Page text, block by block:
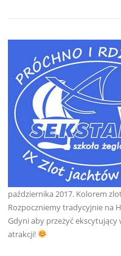
października 2017. Kolorem
Rozpoczniemy tradycyjnie na
Gdyni aby przeżyć
atrakcji!